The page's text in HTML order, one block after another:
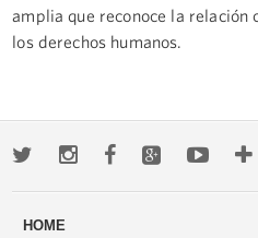
amplia que reconoce la
los derechos humanos.
TwitterInstagramFacebookGoogle+
HOME